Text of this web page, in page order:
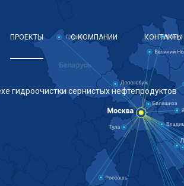
ПРОЕКТЫ О КОМПАНИИ КОНТАКТЫ
гидроочистки сернистых нефтепродуктов